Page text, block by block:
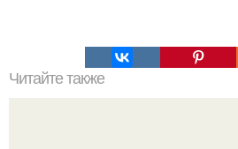
Читайте также